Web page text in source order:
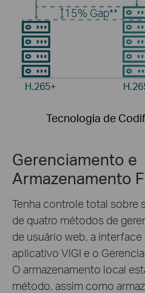
15% Gap**
H.265+
Tecnologia de
Gerenciamento e
Armazenamento
Tenha controle total sobre
de quatro métodos de
de usuário web, a interface
aplicativo VIGI e o
O armazenamento local
método, assim como